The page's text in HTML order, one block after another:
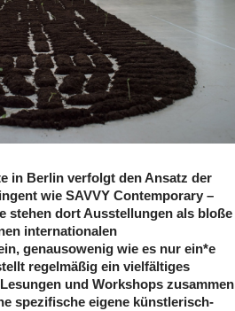
in Berlin verfolgt den Ansatz der
wie SAVVY Contemporary –
stehen dort Ausstellungen als bloße
internationalen
genausowenig wie es nur ein*e
regelmäßig ein vielfältiges
und Workshops zusammen
spezifische eigene künstlerisch-